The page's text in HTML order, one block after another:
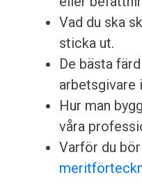
Vad du ska
sticka ut.
De bästa
arbetsgivare
Hur man
våra
Varför du bör